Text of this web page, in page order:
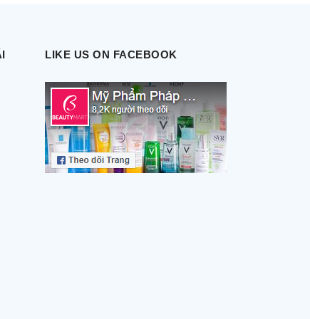
LIKE US ON FACEBOOK